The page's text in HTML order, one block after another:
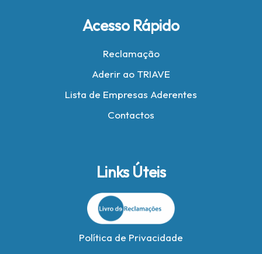
Acesso Rápido
Reclamação
Aderir ao TRIAVE
Lista de Empresas Aderentes
Contactos
Links Úteis
Política de Privacidade